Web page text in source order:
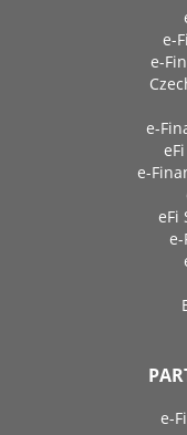
e-
e-
e-
e-
eFi
e-